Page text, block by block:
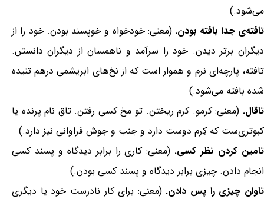
می‌شود.)
تافته‌ی جدا بافته بودن. (معنی: خودخواه و خوپسند بودن. خود را از
دیگران برتر دیدن. خود را سرآمد و ناهمسان از دیگران دانستن.
تافته، پارچه‌ای نرم و هموار است که از نخ‌های ابریشمی درهم تنیده
شده بافته می‌شود.)
تاقال. (معنی: کرمو. کرم ریختن. تو مخ کسی رفتن. تاق نام پرنده یا
کبوتری‌ست که کِرم دوست دارد و جنب و جوش فراوانی نیز دارد.)
تامین کردن نظر کسی. (معنی: کاری را برابر دیدگاه و پسند کسی
انجام دادن. چیزی برابر دیدگاه و پسند کسی بودن.)
تاوان چیزی را پس دادن. (معنی: برای کار نادرست خود یا دیگری